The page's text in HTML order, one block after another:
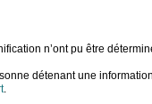
n’ont pu être
détenant une
.